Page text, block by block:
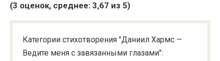
(3 оценок, среднее: 3,67 из 5)
Категории стихотворения "Даниил Хармс —
Ведите меня с завязанными глазами":